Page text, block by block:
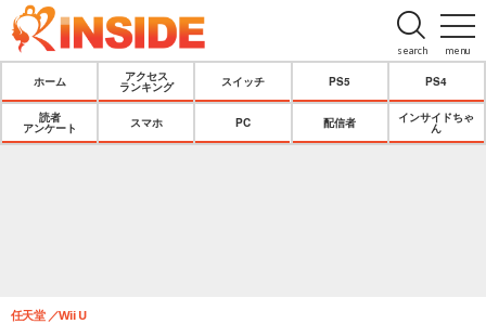
menu
search
ホーム
アクセス
ランキング
スイッチ PS5 PS4
読者
アンケート
スマホ PC 配信者
インサイドちゃ
ん
任天堂 Wii U